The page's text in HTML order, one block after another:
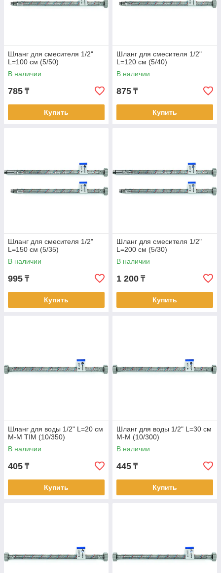
Шланг для смесителя 1/2"
L=100 см (5/50)
В наличии
785 ₸
Купить
Шланг для смесителя 1/2"
L=120 см (5/40)
В наличии
875 ₸
Купить
Шланг для смесителя 1/2"
L=150 см (5/35)
В наличии
995 ₸
Купить
Шланг для смесителя 1/2"
L=200 см (5/30)
В наличии
1 200 ₸
Купить
Шланг для воды 1/2" L=20 см
М-М TIM (10/350)
В наличии
405 ₸
Купить
Шланг для воды 1/2" L=30 см
М-М (10/300)
В наличии
445 ₸
Купить